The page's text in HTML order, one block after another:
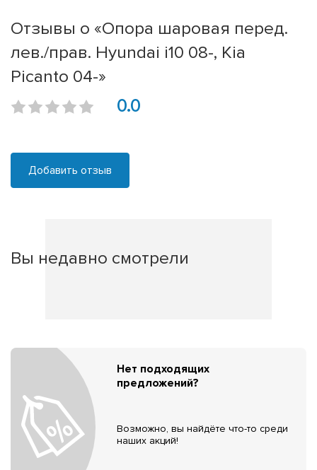
Отзывы о «Опора шаровая перед.
лев./прав. Hyundai i10 08-, Kia
Picanto 04-»
0.0
Добавить отзыв
Вы недавно смотрели
Нет подходящих
предложений?
Возможно, вы найдёте что-то среди
наших акций!